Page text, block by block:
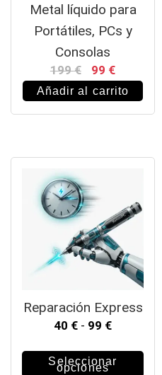
Metal líquido para
Portátiles, PCs y
Consolas
199€ 99 €
Añadir al carrito
Reparación Express
40 € - 99 €
Seleccionar
opciones